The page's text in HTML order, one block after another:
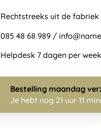
Rechtstreeks uit de fabriek
085 48 68 989 /
Helpdesk 7 dagen per
Bestelling maandag
Je hebt nog 21 uur 11